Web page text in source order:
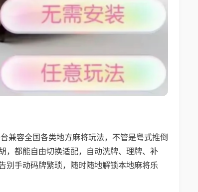
兼容全国各类地方麻将玩法，不管是粤式推倒
，都能自由切换适配，自动洗牌、理牌、补
别手动码牌繁琐，随时随地解锁本地麻将乐